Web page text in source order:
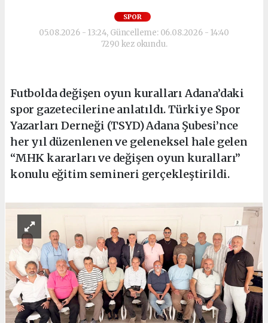
SPOR
05.08.2026 - 13:24, Güncelleme: 06.08.2026 - 14:40
7290 kez okundu.
Futbolda değişen oyun kuralları Adana’daki
spor gazetecilerine anlatıldı. Türkiye Spor
Yazarları Derneği (TSYD) Adana Şubesi’nce
her yıl düzenlenen ve geleneksel hale gelen
“MHK kararları ve değişen oyun kuralları”
konulu eğitim semineri gerçekleştirildi.